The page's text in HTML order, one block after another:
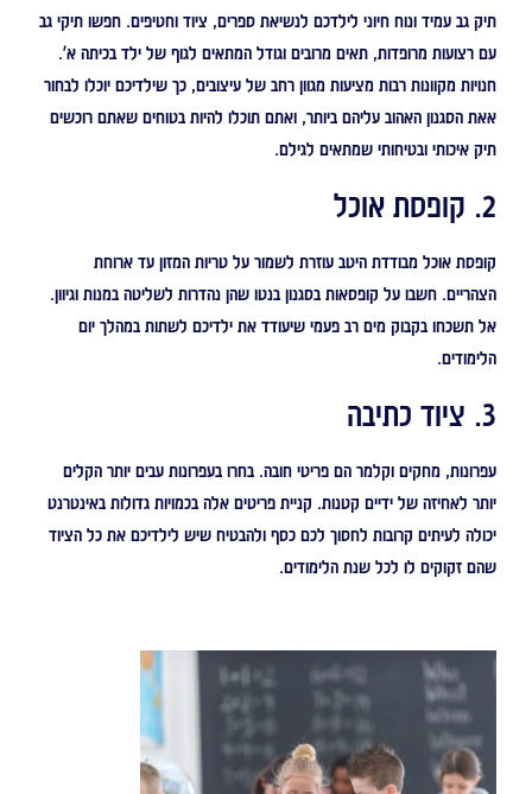
תיק גב עמיד ונוח חיוני לילדכם לנשיאת ספרים, ציוד וחטיפים. חפשו תיקי גב
עם רצועות מרופדות, תאים מרובים וגודל המתאים לגוף של ילד בכיתה א'.
חנויות מקוונות רבות מציעות מגוון רחב של עיצובים, כך שילדיכם יוכלו לבחור
אאת הסגנון האהוב עליהם ביותר, ואתם תוכלו להיות בטוחים שאתם רוכשים
תיק איכותי ובטיחותי שמתאים לגילם.
2. קופסת אוכל
קופסת אוכל מבודדת היטב עוזרת לשמור על טריות המזון עד ארוחת
הצהריים. חשבו על קופסאות בסגנון בנטו שהן נהדרות לשליטה במנות וגיוון.
אל תשכחו בקבוק מים רב פעמי שיעודד את ילדיכם לשתות במהלך יום
הלימודים.
3. ציוד כתיבה
עפרונות, מחקים וקלמר הם פריטי חובה. בחרו בעפרונות עבים יותר הקלים
יותר לאחיזה של ידיים קטנות. קניית פריטים אלה בכמויות גדולות באינטרנט
יכולה לעיתים קרובות לחסוך לכם כסף ולהבטיח שיש לילדיכם את כל הציוד
שהם זקוקים לו לכל שנת הלימודים.